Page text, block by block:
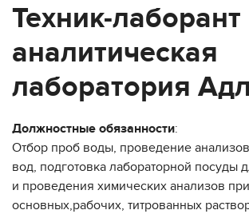
Техник-лаборант
аналитическая
лаборатория
Должностные обязанности:
Отбор проб воды, проведение
вод, подготовка лабораторной посуды
и проведения химических анализов
основных,рабочих, титрованных